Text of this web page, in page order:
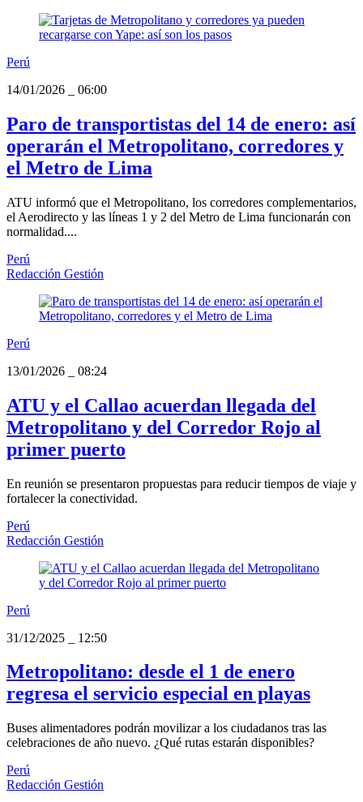
Perú
14/01/2026
06:00
Paro de transportistas del 14 de enero: así
operarán el Metropolitano, corredores y
el Metro de Lima
ATU informó que el Metropolitano, los corredores complementarios,
el Aerodirecto y las líneas 1 y 2 del Metro de Lima funcionarán con
normalidad....
Perú
Redacción Gestión
Perú
13/01/2026
08:24
ATU y el Callao acuerdan llegada del
Metropolitano y del Corredor Rojo al
primer puerto
En reunión se presentaron propuestas para reducir tiempos de viaje y
fortalecer la conectividad.
Perú
Redacción Gestión
Perú
31/12/2025
12:50
Metropolitano: desde el 1 de enero
regresa el servicio especial en playas
Buses alimentadores podrán movilizar a los ciudadanos tras las
celebraciones de año nuevo. ¿Qué rutas estarán disponibles?
Perú
Redacción Gestión